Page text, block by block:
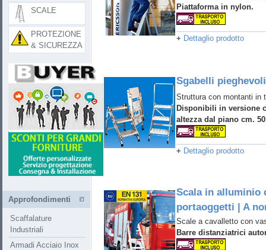
Piattaforma in nylon.
+ Dettaglio prodotto
Sgabelli
Struttura con montanti in
Disponibili in versione
altezza dal piano cm.
+ Dettaglio prodotto
Scala in alluminio
portaoggetti | A
Scale a cavalletto con
Barre distanziatrici
SCALE
PROTEZIONE
& SICUREZZA
Approfondimenti
Scaffalature
Industriali
Armadi Acciaio Inox